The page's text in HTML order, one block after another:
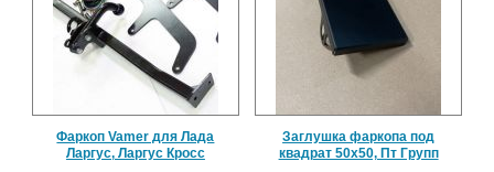
Фаркоп Vamer для Лада
Ларгус, Ларгус Кросс
Заглушка фаркопа под
квадрат 50х50, Пт Групп